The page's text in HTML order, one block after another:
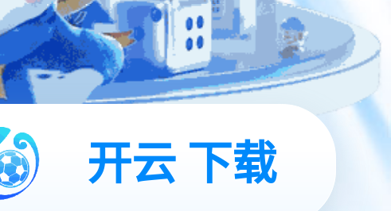
开云 下载